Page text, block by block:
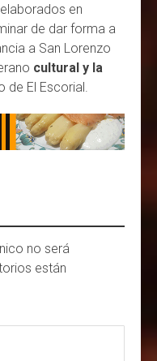
en
de dar forma a
a San Lorenzo
cultural y la
de El Escorial.
no será
están